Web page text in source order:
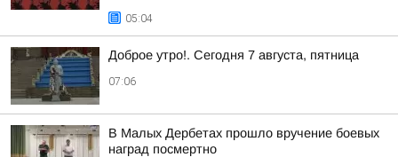
05:04
Доброе утро!. Сегодня 7 августа, пятница
07:06
В Малых Дербетах прошло вручение боевых
наград посмертно